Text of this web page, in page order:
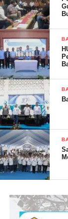
SOLA.( RG)
Post Views: